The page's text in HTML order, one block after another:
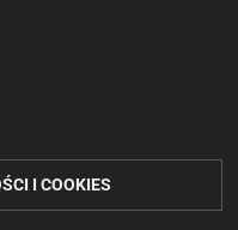
I COOKIES